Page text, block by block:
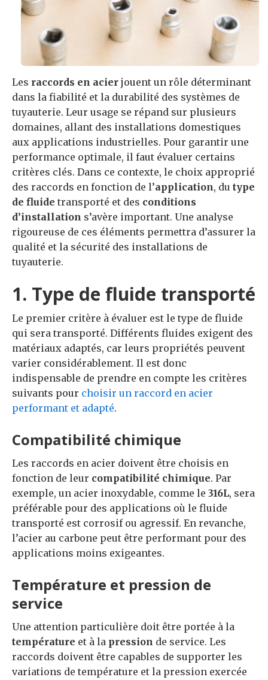
Les raccords en acier jouent un rôle déterminant
dans la fiabilité et la durabilité des systèmes de
tuyauterie. Leur usage se répand sur plusieurs
domaines, allant des installations domestiques
aux applications industrielles. Pour garantir une
performance optimale, il faut évaluer certains
critères clés. Dans ce contexte, le choix approprié
des raccords en fonction de l’application, du type
de fluide transporté et des conditions
d’installation s’avère important. Une analyse
rigoureuse de ces éléments permettra d’assurer la
qualité et la sécurité des installations de
tuyauterie.
1. Type de fluide transporté
Le premier critère à évaluer est le type de fluide
qui sera transporté. Différents fluides exigent des
matériaux adaptés, car leurs propriétés peuvent
varier considérablement. Il est donc
indispensable de prendre en compte les critères
suivants pour choisir un raccord en acier
performant et adapté.
Compatibilité chimique
Les raccords en acier doivent être choisis en
fonction de leur compatibilité chimique. Par
exemple, un acier inoxydable, comme le 316L, sera
préférable pour des applications où le fluide
transporté est corrosif ou agressif. En revanche,
l’acier au carbone peut être performant pour des
applications moins exigeantes.
Température et pression de
service
Une attention particulière doit être portée à la
température et à la pression de service. Les
raccords doivent être capables de supporter les
variations de température et la pression exercée